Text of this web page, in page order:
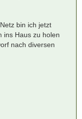
bin ich jetzt
ins Haus zu holen
nach diversen